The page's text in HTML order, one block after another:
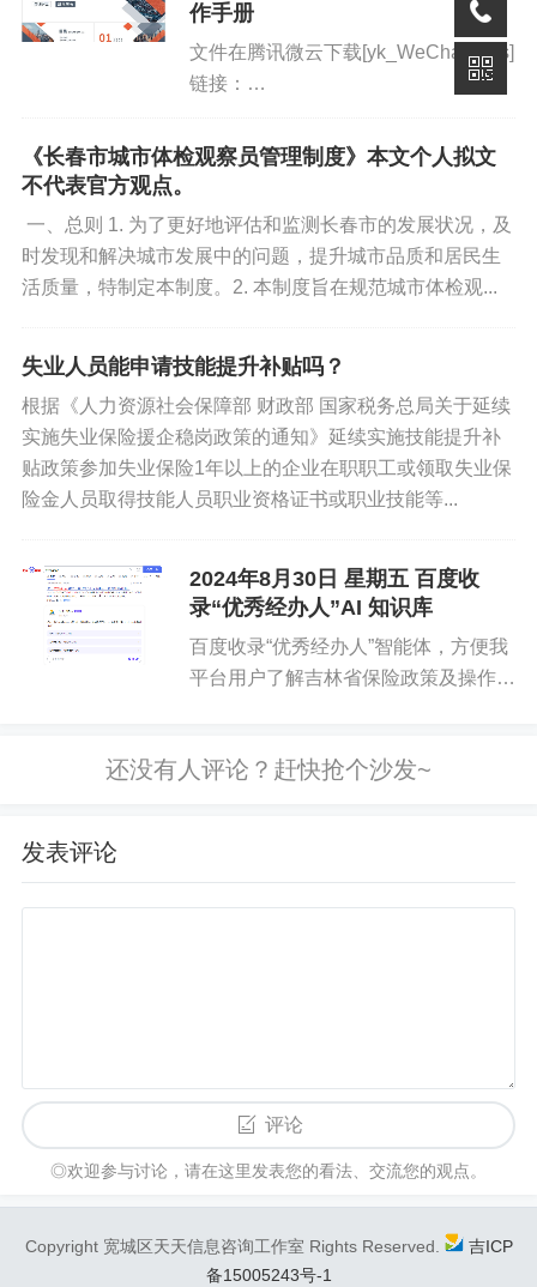
作手册
文件在腾讯微云下载[yk_WeChatFans]
链接：
pwd=ra1m 提取码：ra1m[/y...
《长春市城市体检观察员管理制度》本文个人拟文
不代表官方观点。
一、总则 1. 为了更好地评估和监测长春市的发展状况，及
时发现和解决城市发展中的问题，提升城市品质和居民生
活质量，特制定本制度。2. 本制度旨在规范城市体检观...
失业人员能申请技能提升补贴吗？
根据《人力资源社会保障部 财政部 国家税务总局关于延续
实施失业保险援企稳岗政策的通知》延续实施技能提升补
贴政策参加失业保险1年以上的企业在职职工或领取失业保
险金人员取得技能人员职业资格证书或职业技能等...
2024年8月30日 星期五 百度收
录“优秀经办人”AI 知识库
百度收录“优秀经办人”智能体，方便我
平台用户了解吉林省保险政策及操作流
好优秀经办人”微信公众号，也可直接
发表评论
评论
◎欢迎参与讨论，请在这里发表您的看法、交流您的观点。
Copyright 宽城区天天信息咨询工作室 Rights Reserved.
吉ICP
备15005243号-1